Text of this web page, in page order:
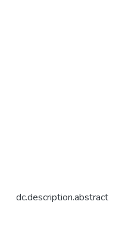
dc.description.abstract